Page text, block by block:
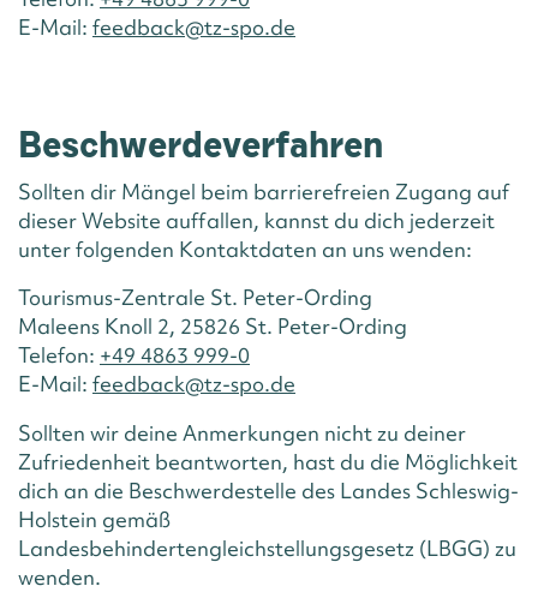
E-Mail: feedback@tz-spo.de
Beschwerdeverfahren
Sollten dir Mängel beim barrierefreien Zugang auf
dieser Website auffallen, kannst du dich jederzeit
unter folgenden Kontaktdaten an uns wenden:
Tourismus-Zentrale St. Peter-Ording
Maleens Knoll 2, 25826 St. Peter-Ording
Telefon: +49 4863 999-0
E-Mail: feedback@tz-spo.de
Sollten wir deine Anmerkungen nicht zu deiner
Zufriedenheit beantworten, hast du die Möglichkeit
dich an die Beschwerdestelle des Landes Schleswig-
Holstein gemäß
Landesbehindertengleichstellungsgesetz (LBGG) zu
wenden.